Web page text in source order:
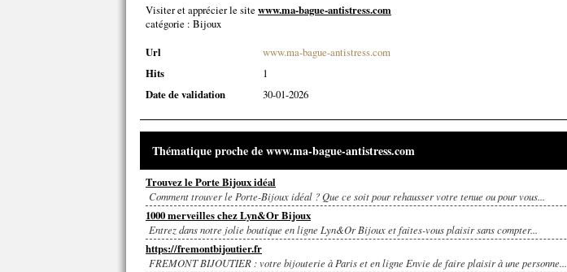
Visiter et apprécier le site www.ma-bague-antistress.com
catégorie : Bijoux
Url
www.ma-bague-antistress.com
Hits
1
Date de validation
30-01-2026
Thématique proche de www.ma-bague-antistress.com
Trouvez le Porte Bijoux idéal
Comment trouver le Porte-Bijoux idéal ? Que ce soit pour rehausser votre tenue ou pour vous...
1000 merveilles chez Lyn&Or Bijoux
Entrez dans notre jolie boutique en ligne Lyn&Or Bijoux et faites-vous plaisir sans compter...
https://fremontbijoutier.fr
FREMONT BIJOUTIER : votre bijouterie à Paris et en ligne Envie de faire plaisir à une personne...